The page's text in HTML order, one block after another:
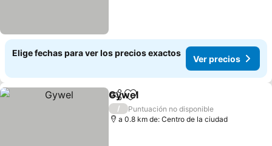
Elige fechas para ver los precios exactos
Ver precios
CompartirAgregar a favoritos
Gywel
/
Puntuación no disponible
a 0.8 km de: Centro de la ciudad